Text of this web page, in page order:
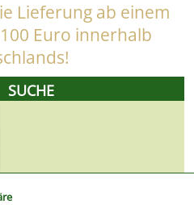
Lieferung ab einem
Euro innerhalb
SUCHE